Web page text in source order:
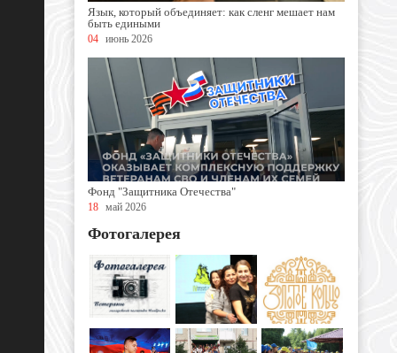
Язык, который объединяет: как сленг мешает нам
быть едиными
04 июнь 2026
Фонд "Защитника Отечества"
18 май 2026
Фотогалерея